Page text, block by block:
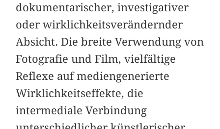
dokumentarischer, investigativer
oder wirklichkeitsverändernder
Absicht. Die breite Verwendung von
Fotografie und Film, vielfältige
Reflexe auf mediengenerierte
Wirklichkeitseffekte, die
intermediale Verbindung